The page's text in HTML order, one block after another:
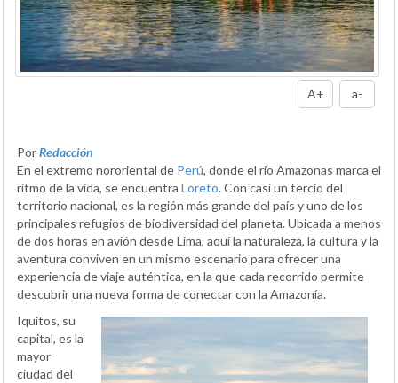
A+ a-
PorRedacción
En el extremo nororiental de Perú, donde el río Amazonas marca el
ritmo de la vida, se encuentra Loreto. Con casi un tercio del
territorio nacional, es la región más grande del país y uno de los
principales refugios de biodiversidad del planeta. Ubicada a menos
de dos horas en avión desde Lima, aquí la naturaleza, la cultura y la
aventura conviven en un mismo escenario para ofrecer una
experiencia de viaje auténtica, en la que cada recorrido permite
descubrir una nueva forma de conectar con la Amazonía.
Iquitos, su
capital, es la
mayor
ciudad del